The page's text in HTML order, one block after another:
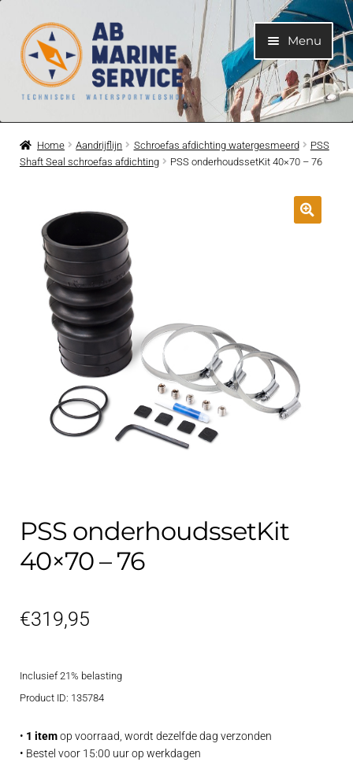
Ga
door
naar
navigatie
Ga
naar
de
inhoud
Menu
Home
Motoren
Submenu
Motoronderdelen
Submenu
Bootelektra
Koelwatersysteem
Contact
Techniek Blog
Nederlands
Home Aandrijflijn Schroefas afdichting watergesmeerd
PSS
Shaft Seal schroefas afdichting
PSS onderhoudssetKit 40×70 – 76
PSS onderhoudssetKit
40×70 – 76
€319,95
Inclusief 21% belasting
Product ID: 135784
• 1 itemop voorraad, wordt dezelfde dag verzonden
• Bestel voor 15:00 uur op werkdagen